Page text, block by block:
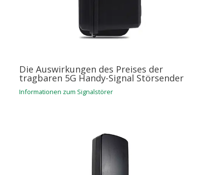
Die Auswirkungen des Preises der
tragbaren 5G Handy-Signal Störsender
Informationen zum Signalstörer